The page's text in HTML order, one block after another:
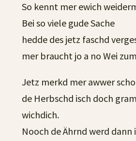
So kennt mer ewich
Bei so viele gude Sache
hedde des jetz faschd
mer braucht jo a no Wei
Jetz merkd mer awwer
de Herbschd isch doch
wichdich.
Nooch de Ährnd werd dann